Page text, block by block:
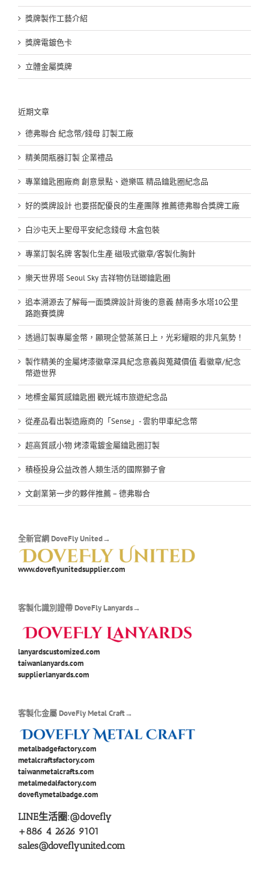
獎牌製作工藝介紹
獎牌電鍍色卡
立體金屬獎牌
近期文章
德弗聯合 紀念幣/錢母 訂製工廠
精美開瓶器訂製 企業禮品
專業鑰匙圈廠商 創意景點、遊樂區 精品鑰匙圈紀念品
好的獎牌設計 也要搭配優良的生產團隊 推薦德弗聯合獎牌工廠
白沙屯天上聖母平安紀念錢母 木盒包裝
專業訂製名牌 客製化生產 磁吸式徽章/客製化胸針
樂天世界塔 Seoul Sky 吉祥物仿琺瑯鑰匙圈
追本溯源去了解每一面獎牌設計背後的意義 赫南多水塔10公里
路跑賽獎牌
透過訂製專屬金幣，顯現企營蒸蒸日上，光彩耀眼的非凡氣勢！
製作精美的金屬烤漆徽章深具紀念意義與蒐藏價值 看徽章/紀念
幣遊世界
地標金屬質感鑰匙圈 觀光城市旅遊紀念品
從產品看出製造廠商的「Sense」- 雲豹甲車紀念幣
超高質感小物 烤漆電鍍金屬鑰匙圈訂製
積極投身公益改善人類生活的國際獅子會
文創業第一步的夥伴推薦 – 德弗聯合
全新官網 DoveFly United→
www.doveflyunitedsupplier.com
客製化識別證帶 DoveFly Lanyards→
lanyardscustomized.com
taiwanlanyards.com
supplierlanyards.com
客製化金屬 DoveFly Metal Craft→
metalbadgefactory.com
metalcraftsfactory.com
taiwanmetalcrafts.com
metalmedalfactory.com
doveflymetalbadge.com
LINE生活圈:@dovefly
+886 4 2626 9101
sales@doveflyunited.com